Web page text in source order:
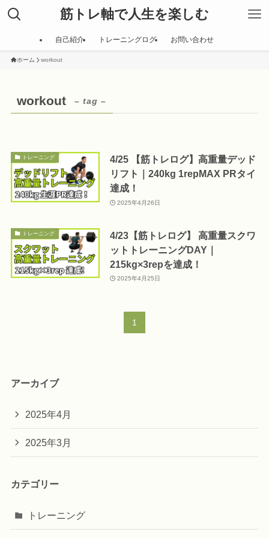
筋トレ軸で人生を楽しむ
自己紹介 トレーニングログ お問い合わせ
ホーム workout
workout – tag –
トレーニング
4/25 【筋トレログ】高重量デッド
リフト｜240kg 1repMAX PRタイ
達成！
2025年4月26日
トレーニング
4/23【筋トレログ】 高重量スクワ
ットトレーニングDAY｜
215kg×3repを達成！
2025年4月25日
1
アーカイブ
2025年4月
2025年3月
カテゴリー
トレーニング